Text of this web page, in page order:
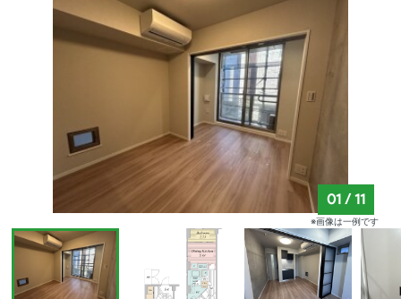
01 /11
※画像は一例です